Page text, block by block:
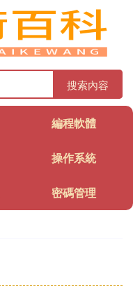
搜索內容
編程軟體
操作系統
密碼管理